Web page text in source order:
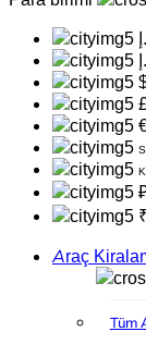
₹
Araç
Tüm